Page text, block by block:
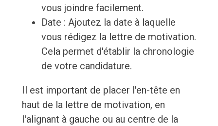
vous joindre facilement.
Date : Ajoutez la date à laquelle
vous rédigez la lettre de motivation.
Cela permet d'établir la chronologie
de votre candidature.
Il est important de placer l'en-tête en
haut de la lettre de motivation, en
l'alignant à gauche ou au centre de la